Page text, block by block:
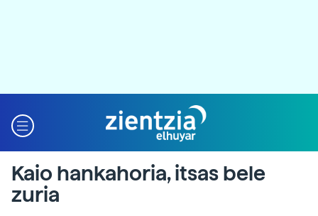
Kaio hankahoria, itsas bele
zuria